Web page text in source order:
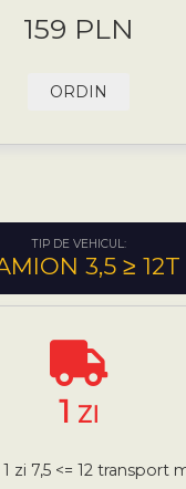
159 PLN
ORDIN
TIP DE VEHICUL:
3,5 ≥ 12T
1 ZI
zi 7,5 <= 12 transport